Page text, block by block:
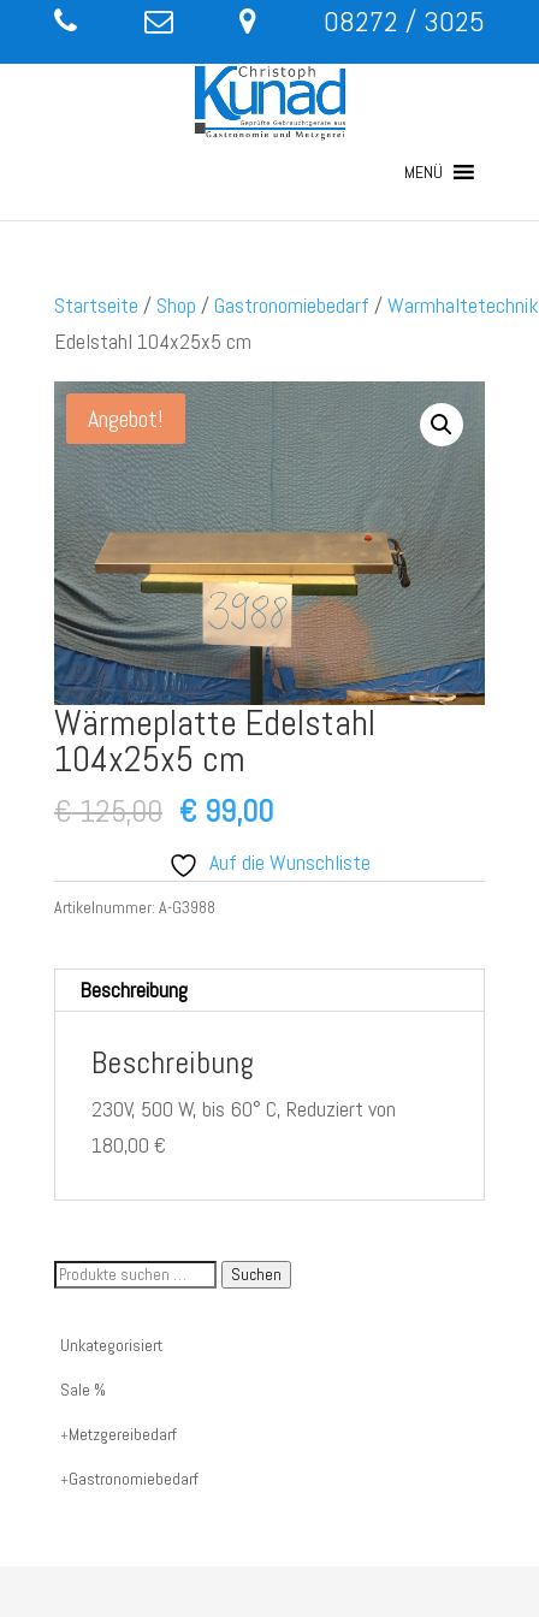
08272 / 3025
MENÜ
Startseite / Shop /Gastronomiebedarf /Warmhaltetechnik
Edelstahl 104x25x5 cm
Angebot!
Wärmeplatte Edelstahl
104x25x5 cm
€125,00 Ursprünglicher
Preis
war:
€ 125,00
€ 99,00Aktueller
Preis
ist:
Auf die Wunschliste
Artikelnummer: A-G3988
Beschreibung
Beschreibung
230V, 500 W, bis 60° C, Reduziert von
180,00 €
Suche
Artikelnummer
oder
Suchen
Unkategorisiert
Sale %
Metzgereibedarf
Gastronomiebedarf